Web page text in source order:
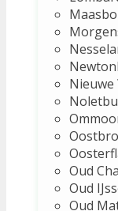
Nieuwe
Oud
Oud
Oud